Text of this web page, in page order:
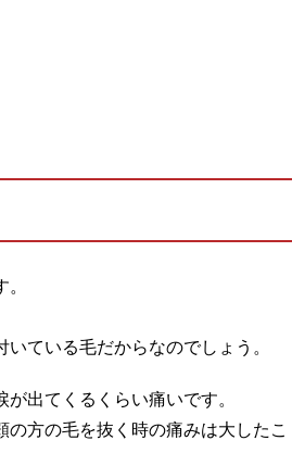
ている毛だからなのでしょう。
出てくるくらい痛いです。
方の毛を抜く時の痛みは大したこ